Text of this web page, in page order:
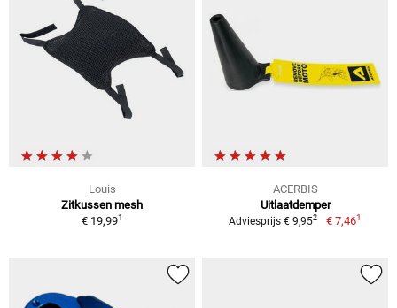
Louis
Zitkussen mesh
€ 19,991
ACERBIS
Uitlaatdemper
Adviesprijs € 9,952 € 7,461